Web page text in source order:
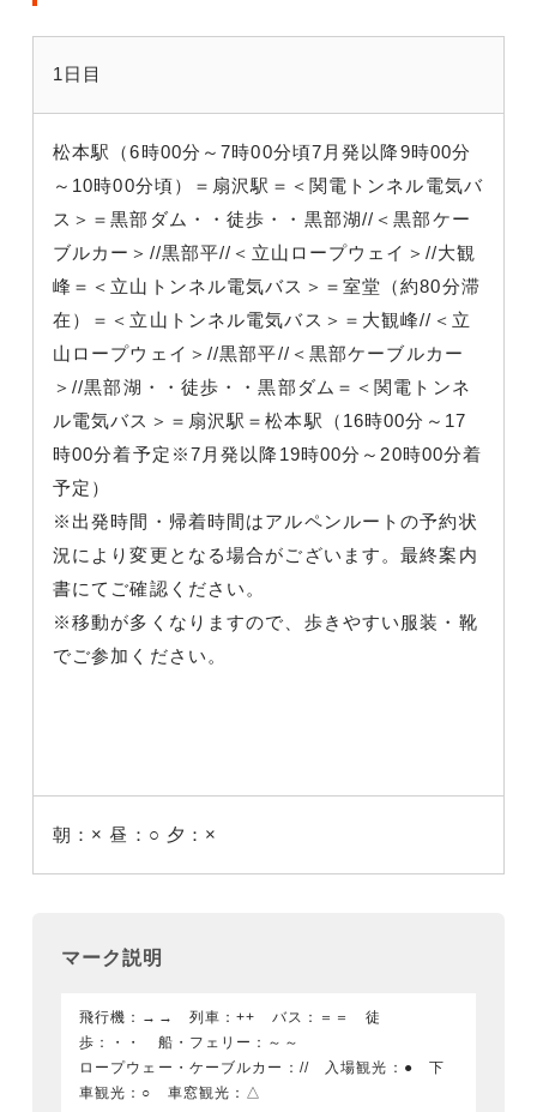
1日目
松本駅（6時00分～7時00分頃7月発以降9時00分
～10時00分頃）＝扇沢駅＝＜関電トンネル電気バ
ス＞＝黒部ダム・・徒歩・・黒部湖//＜黒部ケー
ブルカー＞//黒部平//＜立山ロープウェイ＞//大観
峰＝＜立山トンネル電気バス＞＝室堂（約80分滞
在）＝＜立山トンネル電気バス＞＝大観峰//＜立
山ロープウェイ＞//黒部平//＜黒部ケーブルカー
＞//黒部湖・・徒歩・・黒部ダム＝＜関電トンネ
ル電気バス＞＝扇沢駅＝松本駅（16時00分～17
時00分着予定※7月発以降19時00分～20時00分着
予定）
※出発時間・帰着時間はアルペンルートの予約状
況により変更となる場合がございます。最終案内
書にてご確認ください。
※移動が多くなりますので、歩きやすい服装・靴
でご参加ください。
朝：× 昼：○ 夕：×
マーク説明
飛行機：→→ 列車：++ バス：＝＝ 徒
歩：・・ 船・フェリー：～～
ロープウェー・ケーブルカー：// 入場観光：● 下
車観光：○ 車窓観光：△